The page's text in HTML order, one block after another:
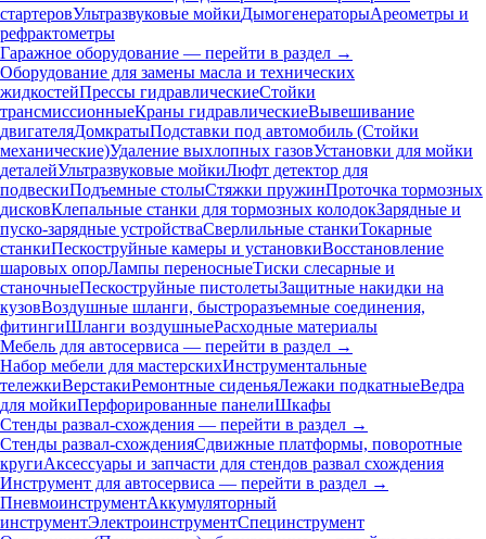
стартеровУльтразвуковые мойкиДымогенераторыАреометры и
рефрактометры
Гаражное оборудование — перейти в раздел →
Оборудование для замены масла и технических
жидкостейПрессы гидравлическиеСтойки
трансмиссионныеКраны гидравлическиеВывешивание
двигателяДомкратыПодставки под автомобиль (Стойки
механические)Удаление выхлопных газовУстановки для мойки
деталейУльтразвуковые мойкиЛюфт детектор для
подвескиПодъемные столыСтяжки пружинПроточка тормозных
дисковКлепальные станки для тормозных колодокЗарядные и
пуско-зарядные устройстваСверлильные станкиТокарные
станкиПескоструйные камеры и установкиВосстановление
шаровых опорЛампы переносныеТиски слесарные и
станочныеПескоструйные пистолетыЗащитные накидки на
кузовВоздушные шланги, быстроразъемные соединения,
фитингиШланги воздушныеРасходные материалы
Мебель для автосервиса — перейти в раздел →
Набор мебели для мастерскихИнструментальные
тележкиВерстакиРемонтные сиденьяЛежаки подкатныеВедра
для мойкиПерфорированные панелиШкафы
Стенды развал-схождения — перейти в раздел →
Стенды развал-схожденияСдвижные платформы, поворотные
кругиАксессуары и запчасти для стендов развал схождения
Инструмент для автосервиса — перейти в раздел →
ПневмоинструментАккумуляторный
инструментЭлектроинструментСпецинструмент